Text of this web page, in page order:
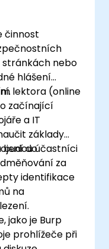
činnost
stránkách nebo
hlášení
lektora (online
začínající
a IT
základy
do
za
budou účastníci
identifikace
na
jako je Burp
prohlížeče při